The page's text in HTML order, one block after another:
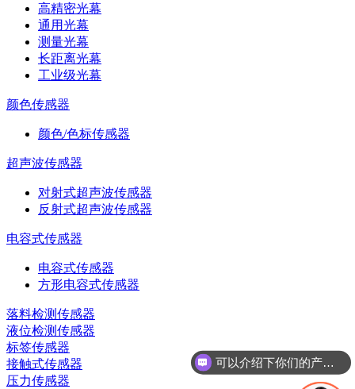
高精密光幕
通用光幕
测量光幕
长距离光幕
工业级光幕
颜色传感器
颜色/色标传感器
超声波传感器
对射式超声波传感器
反射式超声波传感器
电容式传感器
电容式传感器
方形电容式传感器
落料检测传感器
液位检测传感器
标签传感器
接触式传感器
压力传感器
你们是怎么收费的呢